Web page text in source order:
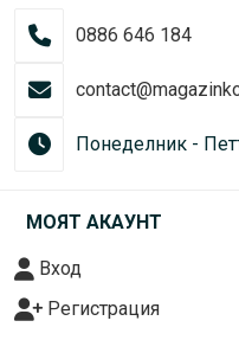
0886 646 184
Понеделник -
МОЯТ АКАУНТ
Вход
Регистрация